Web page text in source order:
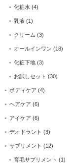
化粧水 (4)
乳液 (1)
クリーム (3)
オールインワン (18)
化粧下地 (3)
お試しセット (30)
ボディケア (4)
ヘアケア (6)
アイケア (6)
デオドラント (3)
サプリメント (12)
育毛サプリメント (1)